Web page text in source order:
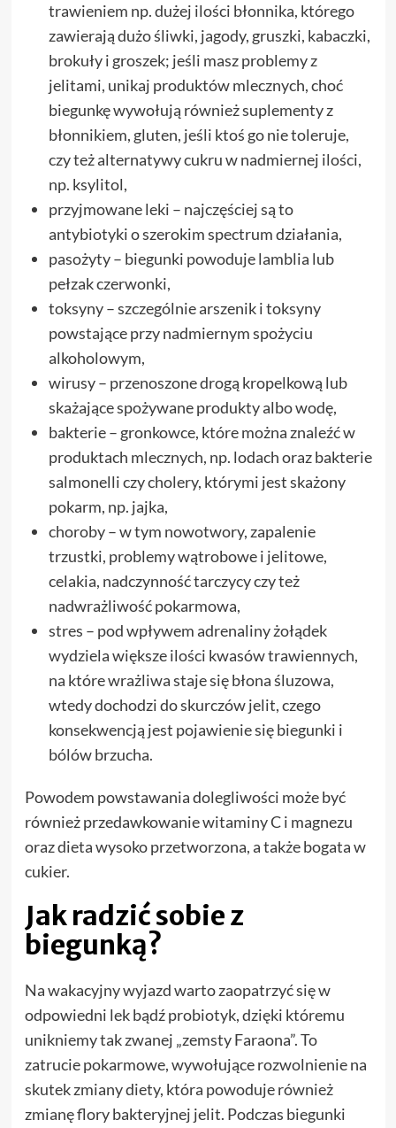
trawieniem np. dużej ilości błonnika, którego
zawierają dużo śliwki, jagody, gruszki, kabaczki,
brokuły i groszek; jeśli masz problemy z
jelitami, unikaj produktów mlecznych, choć
biegunkę wywołują również suplementy z
błonnikiem, gluten, jeśli ktoś go nie toleruje,
czy też alternatywy cukru w nadmiernej ilości,
np. ksylitol,
przyjmowane leki – najczęściej są to
antybiotyki o szerokim spectrum działania,
pasożyty – biegunki powoduje lamblia lub
pełzak czerwonki,
toksyny – szczególnie arszenik i toksyny
powstające przy nadmiernym spożyciu
alkoholowym,
wirusy – przenoszone drogą kropelkową lub
skażające spożywane produkty albo wodę,
bakterie – gronkowce, które można znaleźć w
produktach mlecznych, np. lodach oraz bakterie
salmonelli czy cholery, którymi jest skażony
pokarm, np. jajka,
choroby – w tym nowotwory, zapalenie
trzustki, problemy wątrobowe i jelitowe,
celakia, nadczynność tarczycy czy też
nadwrażliwość pokarmowa,
stres – pod wpływem adrenaliny żołądek
wydziela większe ilości kwasów trawiennych,
na które wrażliwa staje się błona śluzowa,
wtedy dochodzi do skurczów jelit, czego
konsekwencją jest pojawienie się biegunki i
bólów brzucha.
Powodem powstawania dolegliwości może być
również przedawkowanie witaminy C i magnezu
oraz dieta wysoko przetworzona, a także bogata w
cukier.
Jak radzić sobie z
biegunką?
Na wakacyjny wyjazd warto zaopatrzyć się w
odpowiedni lek bądź probiotyk, dzięki któremu
unikniemy tak zwanej „zemsty Faraona”. To
zatrucie pokarmowe, wywołujące rozwolnienie na
skutek zmiany diety, która powoduje również
zmianę flory bakteryjnej jelit. Podczas biegunki